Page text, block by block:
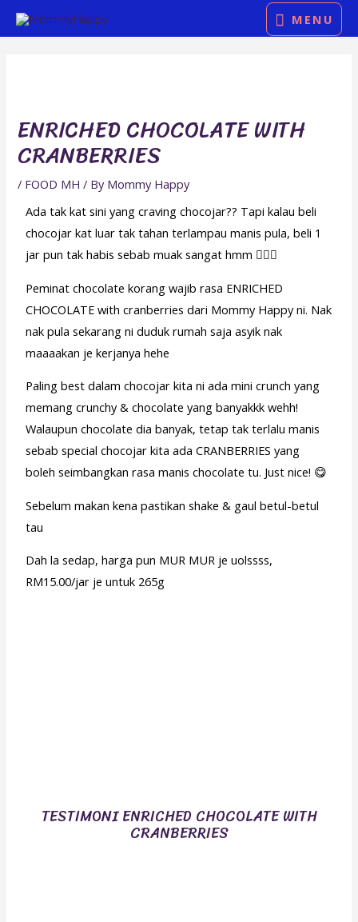
Skip
MENU
MENU
ENRICHED CHOCOLATE WITH
CRANBERRIES
/ FOOD MH / By Mommy Happy
Ada tak kat sini yang craving chocojar?? Tapi kalau beli
chocojar kat luar tak tahan terlampau manis pula, beli 1
jar pun tak habis sebab muak sangat hmm 🤷🏻‍♀️
Peminat chocolate korang wajib rasa ENRICHED
CHOCOLATE with cranberries dari Mommy Happy ni. Nak
nak pula sekarang ni duduk rumah saja asyik nak
maaaakan je kerjanya hehe
Paling best dalam chocojar kita ni ada mini crunch yang
memang crunchy & chocolate yang banyakkk wehh!
Walaupun chocolate dia banyak, tetap tak terlalu manis
sebab special chocojar kita ada CRANBERRIES yang
boleh seimbangkan rasa manis chocolate tu. Just nice! 😋
Sebelum makan kena pastikan shake & gaul betul-betul
tau
Dah la sedap, harga pun MUR MUR je uolssss,
RM15.00/jar je untuk 265g
TESTIMONI ENRICHED CHOCOLATE WITH
CRANBERRIES